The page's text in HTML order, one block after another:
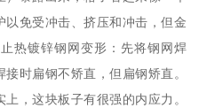
免受冲击、挤压和冲击，但金
热镀锌钢网变形：先将钢网焊
时扁钢不矫直，但扁钢矫直。
，这块板子有很强的内应力。